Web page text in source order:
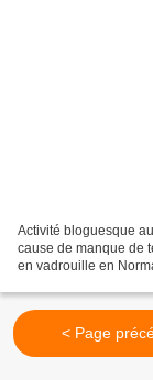
Activité bloguesque
cause de manque de
en vadrouille en
< Page